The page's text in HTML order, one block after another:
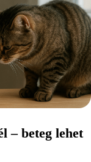
– beteg lehet